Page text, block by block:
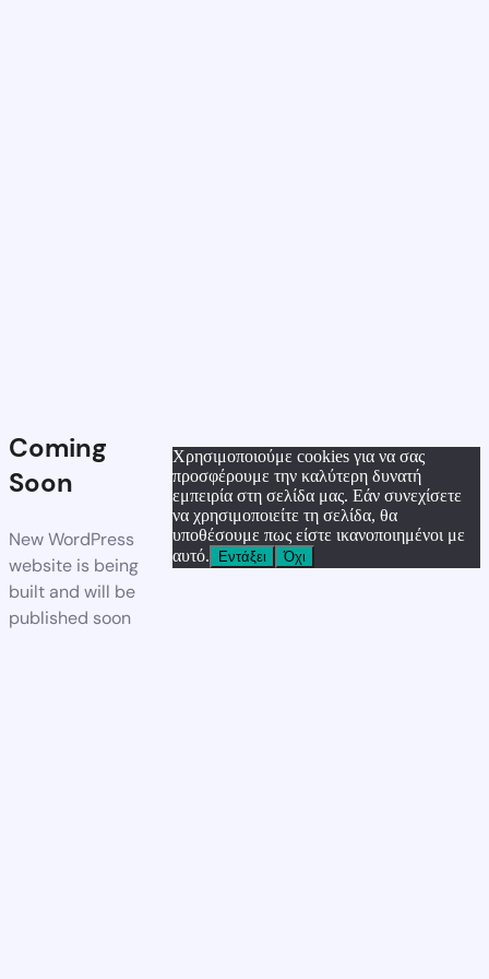
Coming
Soon
New WordPress
website is being
built and will be
published soon
Χρησιμοποιούμε cookies για να σας
προσφέρουμε την καλύτερη δυνατή
εμπειρία στη σελίδα μας. Εάν συνεχίσετε
να χρησιμοποιείτε τη σελίδα, θα
υποθέσουμε πως είστε ικανοποιημένοι με
αυτό.
Εντάξει Όχι